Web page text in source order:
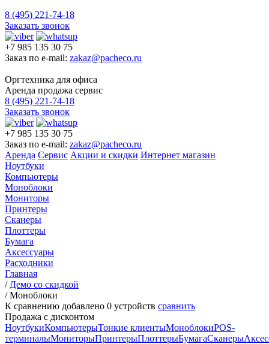
8 (495) 221-74-18
Заказать звонок
+7 985 135 30 75
Заказ по e-mail: zakaz@pacheco.ru
Оргтехника для офиса
Аренда продажа сервис
8 (495) 221-74-18
Заказать звонок
+7 985 135 30 75
Заказ по e-mail: zakaz@pacheco.ru
Аренда Сервис Акции и скидки Интернет магазин
Ноутбуки
Компьютеры
Моноблоки
Мониторы
Принтеры
Сканеры
Плоттеры
Бумага
Аксессуары
Расходники
Главная
/ Демо со скидкой
/Моноблоки
К сравнению добавлено 0 устройств сравнить
Продажа с дисконтом
НоутбукиКомпьютерыТонкие клиентыМоноблокиPOS-
терминалыМониторыПринтерыПлоттерыБумагаСканеры